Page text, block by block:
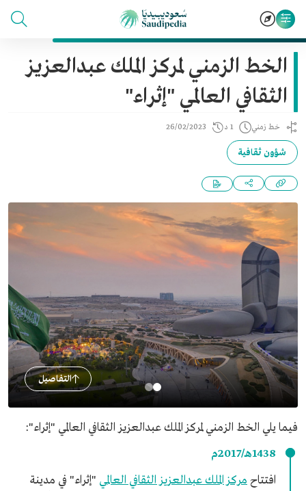
الخط الزمني لمركز الملك عبدالعزيز
الثقافي العالمي "إثراء"
خط زمني 1 د 26/02/2023
شؤون ثقافية
التفاصيل
فيما يلي الخط الزمني لمركز الملك عبدالعزيز الثقافي العالمي "إثراء":
1438هـ/2017م
افتتاح مركز الملك عبدالعزيز الثقافي العالمي "إثراء" في مدينة